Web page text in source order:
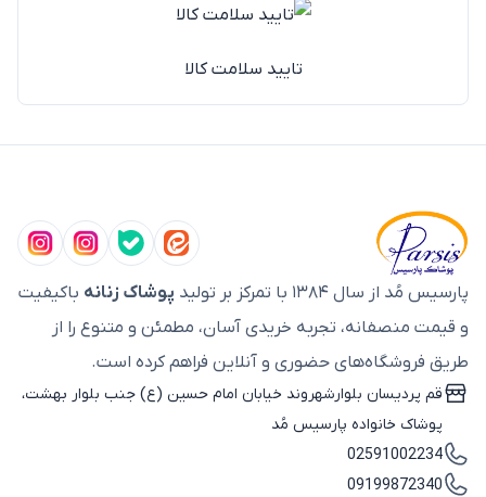
تایید سلامت کالا
پارسیس مُد از سال ۱۳۸۴ با تمرکز بر تولید پوشاک زنانه باکیفیت
و قیمت منصفانه، تجربه خریدی آسان، مطمئن و متنوع را از
طریق فروشگاه‌های حضوری و آنلاین فراهم کرده است.
قم پردیسان بلوارشهروند خیابان امام حسین (ع) جنب بلوار بهشت،
پوشاک خانواده پارسیس مُد
02591002234
09199872340